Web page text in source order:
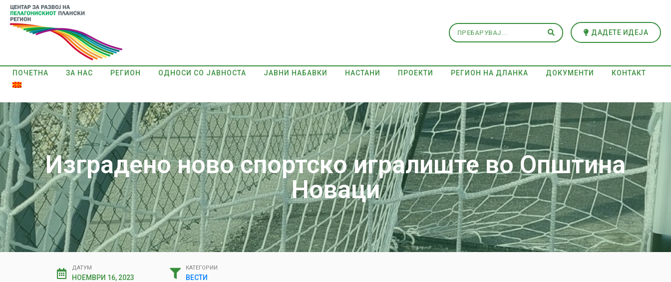
ДАДЕТЕ ИДЕЈА
ПОЧЕТНА ЗА НАС РЕГИОН ОДНОСИ СО ЈАВНОСТА ЈАВНИ НАБАВКИ НАСТАНИ ПРОЕКТИ РЕГИОН НА ДЛАНКА ДОКУМЕНТИ КОНТАКТ
Изградено ново спортско игралиште во Општина
Новаци
ДАТУМ
НОЕМВРИ 16, 2023
КАТЕГОРИИ
ВЕСТИ